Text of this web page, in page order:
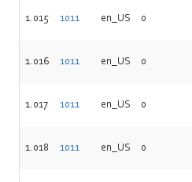
1.015 1011 en_US 0
1.016 1011 en_US 0
1.017 1011 en_US 0
1.018 1011 en_US 0